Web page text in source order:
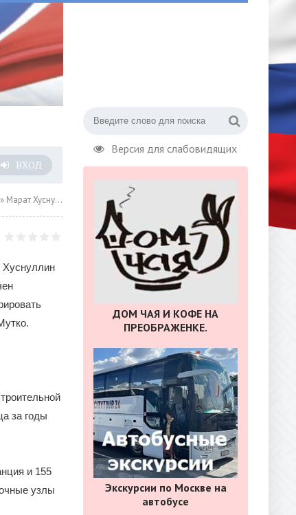
Версия для слабовидящих
ВХОД
» Марат Хуснуллин назначен вице-премьером нового Правительства РФ
Хуснуллин
за годы
и 155
узлы
ДОМ ЧАЯ И КОФЕ НА
ПРЕОБРАЖЕНКЕ.
Экскурсии по Москве на
автобусе